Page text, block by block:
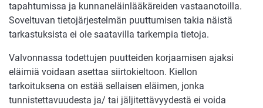
tapahtumissa ja kunnaneläinlääkäreiden vastaanotoilla.
Soveltuvan tietojärjestelmän puuttumisen takia näistä
tarkastuksista ei ole saatavilla tarkempia tietoja.
Valvonnassa todettujen puutteiden korjaamisen ajaksi
eläimiä voidaan asettaa siirtokieltoon. Kiellon
tarkoituksena on estää sellaisen eläimen, jonka
tunnistettavuudesta ja/ tai jäljitettävyydestä ei voida